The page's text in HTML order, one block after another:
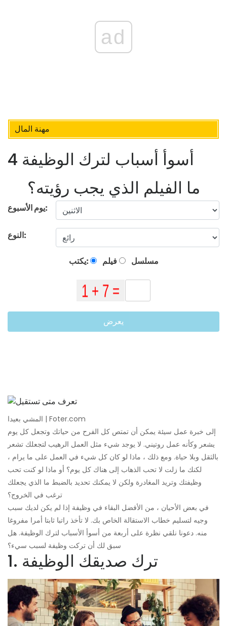
ad
مهنة المال
4 أسوأ أسباب لترك الوظيفة
ما الفيلم الذي يجب رؤيته؟
يوم الأسبوع:
النوع:
يكتب: فيلم مسلسل
يعرض
المشي بعيدا | Foter.com
إلى خبرة عمل سيئة يمكن أن تمتص كل الفرح من حياتك وتجعل كل يوم
يشعر وكأنه عمل روتيني. لا يوجد شيء مثل العمل الرهيب لتجعلك تشعر
بالثقل وبلا حياة. ومع ذلك ، ماذا لو كان كل شيء في العمل على ما يرام ،
لكنك ما زلت لا تحب الذهاب إلى هناك كل يوم؟ أو ماذا لو كنت تحب
وظيفتك وتريد المغادرة ولكن لا يمكنك تحديد بالضبط ما الذي يجعلك
ترغب في الخروج؟
في بعض الأحيان ، من الأفضل البقاء في وظيفة إذا لم يكن لديك سبب
وجيه لتسليم خطاب الاستقالة الخاص بك. لا تأخذ راتبا ثابتا أمرا مفروغا
منه. دعونا نلقي نظرة على أربعة من أسوأ الأسباب لترك الوظيفة. هل
سبق لك أن تركت وظيفة لسبب سيء؟
1. ترك صديقك الوظيفة